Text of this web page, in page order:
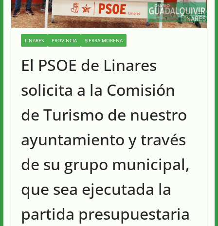
LINARES PROVINCIA SIERRA MORENA
El PSOE de Linares
solicita a la Comisión
de Turismo de nuestro
ayuntamiento y través
de su grupo municipal,
que sea ejecutada la
partida presupuestaria